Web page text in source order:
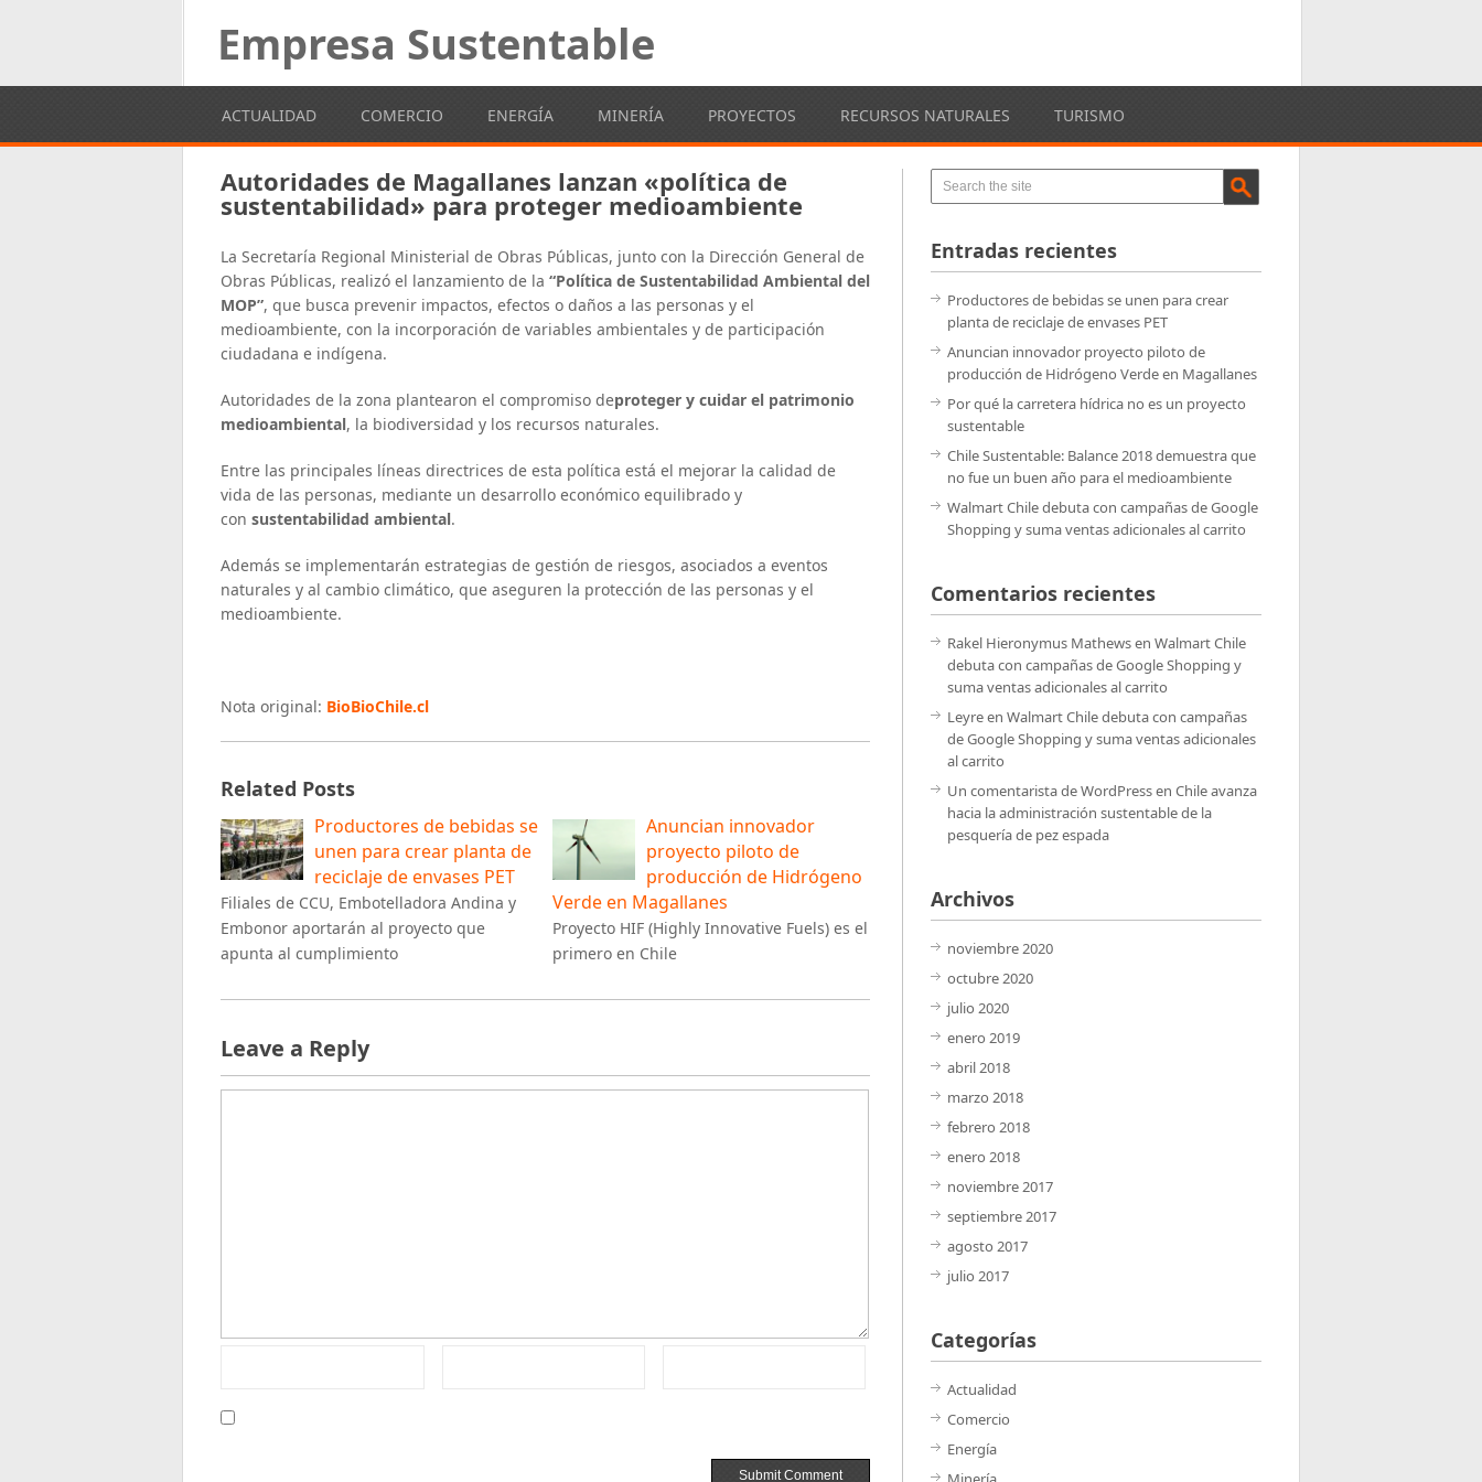
Empresa Sustentable
ACTUALIDAD COMERCIO ENERGÍA MINERÍA PROYECTOS RECURSOS NATURALES TURISMO
Autoridades de Magallanes lanzan «política de
sustentabilidad» para proteger medioambiente
La Secretaría Regional Ministerial de Obras Públicas, junto con la Dirección General de
Obras Públicas, realizó el lanzamiento de la“Política de Sustentabilidad Ambiental del
MOP”, que busca prevenir impactos, efectos o daños a las personas y el
medioambiente, con la incorporación de variables ambientales y de participación
ciudadana e indígena.
Autoridades de la zona plantearon el compromiso deproteger y cuidar el patrimonio
medioambiental, la biodiversidad y los recursos naturales.
Entre las principales líneas directrices de esta política está el mejorar la calidad de
vida de las personas, mediante un desarrollo económico equilibrado y
consustentabilidad ambiental.
Además se implementarán estrategias de gestión de riesgos, asociados a eventos
naturales y al cambio climático, que aseguren la protección de las personas y el
medioambiente.
Nota original: BioBioChile.cl
Related Posts
Productores de bebidas se
unen para crear planta de
reciclaje de envases PET
Filiales de CCU, Embotelladora Andina y
Embonor aportarán al proyecto que
apunta al cumplimiento
Anuncian innovador
proyecto piloto de
producción de Hidrógeno
Verde en Magallanes
Proyecto HIF (Highly Innovative Fuels) es el
primero en Chile
Leave a Reply
Entradas recientes
Productores de bebidas se unen para crear
planta de reciclaje de envases PET
Anuncian innovador proyecto piloto de
producción de Hidrógeno Verde en Magallanes
Por qué la carretera hídrica no es un proyecto
sustentable
Chile Sustentable: Balance 2018 demuestra que
no fue un buen año para el medioambiente
Walmart Chile debuta con campañas de Google
Shopping y suma ventas adicionales al carrito
Comentarios recientes
Rakel Hieronymus Mathewsen Walmart Chile
debuta con campañas de Google Shopping y
suma ventas adicionales al carrito
Leyreen Walmart Chile debuta con campañas
de Google Shopping y suma ventas adicionales
al carrito
Un comentarista de WordPressen Chile avanza
hacia la administración sustentable de la
pesquería de pez espada
Archivos
noviembre 2020
octubre 2020
julio 2020
enero 2019
abril 2018
marzo 2018
febrero 2018
enero 2018
noviembre 2017
septiembre 2017
agosto 2017
julio 2017
Categorías
Actualidad
Comercio
Energía